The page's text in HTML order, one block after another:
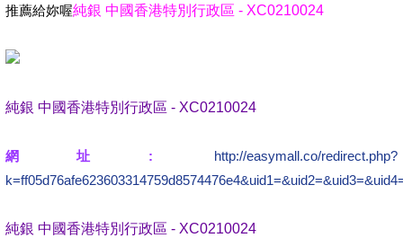
推薦給妳喔純銀 中國香港特別行政區 - XC0210024
純銀 中國香港特別行政區 - XC0210024
網址:
http://easymall.co/redirect.php?
純銀 中國香港特別行政區 - XC0210024